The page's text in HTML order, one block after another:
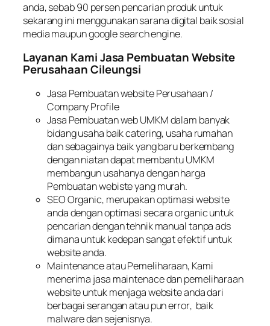
anda, sebab 90 persen pencarian produk untuk
sekarang ini menggunakan sarana digital baik sosial
media maupun google search engine.
Layanan Kami Jasa Pembuatan Website
Perusahaan Cileungsi
Jasa Pembuatan website Perusahaan /
Company Profile
Jasa Pembuatan web UMKM dalam banyak
bidang usaha baik catering, usaha rumahan
dan sebagainya baik yang baru berkembang
dengan niatan dapat membantu UMKM
membangun usahanya dengan harga
Pembuatan webiste yang murah.
SEO Organic, merupakan optimasi website
anda dengan optimasi secaraorganicuntuk
pencarian dengan tehnik manual tanpaads
dimana untuk kedepan sangat efektif untuk
website anda.
Maintenanceatau Pemeliharaan, Kami
menerima jasa maintenacedan pemeliharaan
website untuk menjaga website anda dari
berbagai serangan atau punerror, baik
malwaredan sejenisnya.